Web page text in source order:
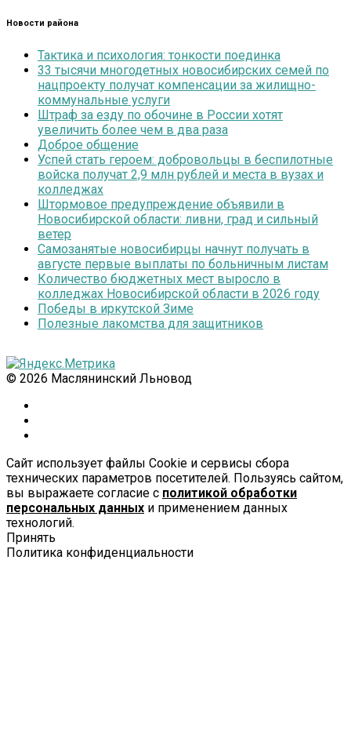
Новости района
Тактика и психология: тонкости поединка
33 тысячи многодетных новосибирских семей по
нацпроекту получат компенсации за жилищно-
коммунальные услуги
Штраф за езду по обочине в России хотят
увеличить более чем в два раза
Доброе общение
Успей стать героем: добровольцы в беспилотные
войска получат 2,9 млн рублей и места в вузах и
колледжах
Штормовое предупреждение объявили в
Новосибирской области: ливни, град и сильный
ветер
Самозанятые новосибирцы начнут получать в
августе первые выплаты по больничным листам
Количество бюджетных мест выросло в
колледжах Новосибирской области в 2026 году
Победы в иркутской Зиме
Полезные лакомства для защитников
© 2026 Маслянинский Льновод
Сайт использует файлы Cookie и сервисы сбора
технических параметров посетителей. Пользуясь сайтом,
вы выражаете согласие с политикой обработки
персональных данных и применением данных
технологий.
Принять
Политика конфиденциальности